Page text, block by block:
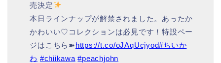
売決定
本日ラインナップが解禁されました。あったか
かわいい♡コレクションは必見です！特設ペー
ジはこちら➽https://t.co/oJAqUcjyod#ちいか
わ #chiikawa #peachjohn